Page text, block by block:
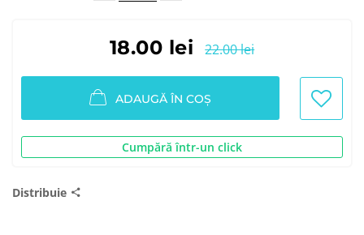
18.00 lei 22.00 lei
ADAUGĂ ÎN COȘ
Cumpără într-un click
Distribuie